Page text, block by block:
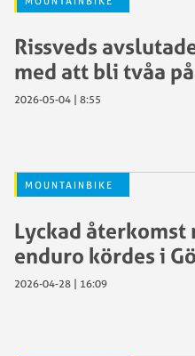
Rissveds
med att bli tvåa
2026-05-04 | 8:55
MOUNTAINBIKE
Lyckad återkomst
enduro kördes i
2026-04-28 | 16:09